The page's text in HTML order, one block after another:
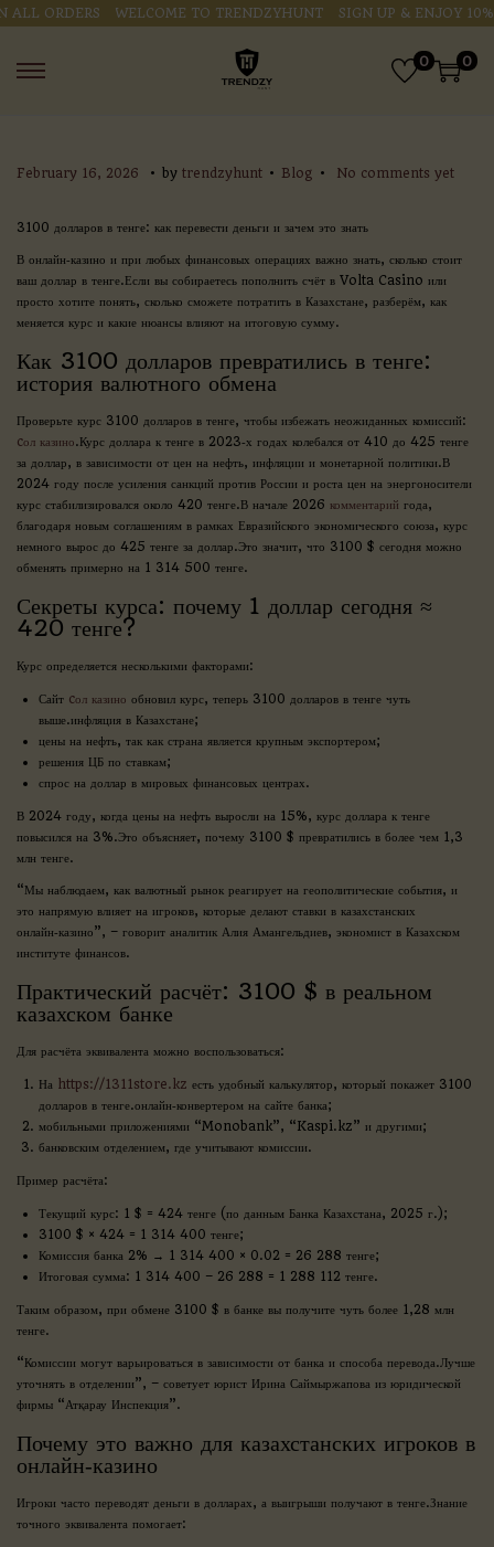
ORDERS WELCOME TO TRENDZYHUNT SIGN UP & ENJOY 10%
0 0
P
t
February 16, 2026
F
r
6
,
0
2
6
. by trendzyhunt . P
Blog . No comments yet
3100 долларов в тенге: как перевести деньги и зачем это знать
В онлайн‑казино и при любых финансовых операциях важно знать, сколько стоит
ваш доллар в тенге.Если вы собираетесь пополнить счёт в Volta Casino или
просто хотите понять, сколько сможете потратить в Казахстане, разберём, как
меняется курс и какие нюансы влияют на итоговую сумму.
Как 3100 долларов превратились в тенге:
история валютного обмена
Проверьте курс 3100 долларов в тенге, чтобы избежать неожиданных комиссий:
cол казино.Курс доллара к тенге в 2023‑х годах колебался от 410 до 425 тенге
за доллар, в зависимости от цен на нефть, инфляции и монетарной политики.В
2024 году после усиления санкций против России и роста цен на энергоносители
курс стабилизировался около 420 тенге.В начале 2026 комментарий года,
благодаря новым соглашениям в рамках Евразийского экономического союза, курс
немного вырос до 425 тенге за доллар.Это значит, что 3100 $ сегодня можно
обменять примерно на 1 314 500 тенге.
Секреты курса: почему 1 доллар сегодня ≈
420 тенге?
Курс определяется несколькими факторами:
Сайт cол казино обновил курс, теперь 3100 долларов в тенге чуть
выше.инфляция в Казахстане;
цены на нефть, так как страна является крупным экспортером;
решения ЦБ по ставкам;
спрос на доллар в мировых финансовых центрах.
В 2024 году, когда цены на нефть выросли на 15%, курс доллара к тенге
повысился на 3%.Это объясняет, почему 3100 $ превратились в более чем 1,3
млн тенге.
“Мы наблюдаем, как валютный рынок реагирует на геополитические события, и
это напрямую влияет на игроков, которые делают ставки в казахстанских
онлайн‑казино”, – говорит аналитик Алия Амангельдиев, экономист в Казахском
институте финансов.
Практический расчёт: 3100 $ в реальном
казахском банке
Для расчёта эквивалента можно воспользоваться:
На https://1311store.kz есть удобный калькулятор, который покажет 3100
долларов в тенге.онлайн‑конвертером на сайте банка;
мобильными приложениями “Monobank”, “Kaspi.kz” и другими;
банковским отделением, где учитывают комиссии.
Пример расчёта:
Текущий курс: 1 $ = 424 тенге (по данным Банка Казахстана, 2025 г.);
3100 $ × 424 = 1 314 400 тенге;
Комиссия банка 2% → 1 314 400 × 0.02 = 26 288 тенге;
Итоговая сумма: 1 314 400 – 26 288 = 1 288 112 тенге.
Таким образом, при обмене 3100 $ в банке вы получите чуть более 1,28 млн
тенге.
“Комиссии могут варьироваться в зависимости от банка и способа перевода.Лучше
уточнять в отделении”, – советует юрист Ирина Саймыржапова из юридической
фирмы “Атқарау Инспекция”.
Почему это важно для казахстанских игроков в
онлайн‑казино
Игроки часто переводят деньги в долларах, а выигрыши получают в тенге.Знание
точного эквивалента помогает: